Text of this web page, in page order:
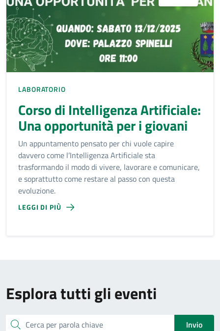
LABORATORIO
Corso di Intelligenza Artificiale:
Una opportunità per i giovani
Un appuntamento pensato per chi vuole capire
davvero come l’Intelligenza Artificiale sta
trasformando il modo di vivere, lavorare e comunicare,
e soprattutto come restare al passo con questa
evoluzione.
LEGGI DI PIÙ
Esplora tutti gli eventi
Cerca
Invio